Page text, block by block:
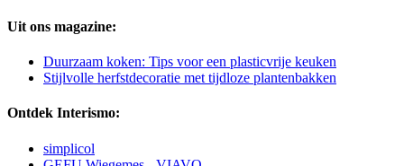
Uit ons magazine:
Duurzaam koken: Tips voor een plasticvrije keuken
Stijlvolle herfstdecoratie met tijdloze plantenbakken
Ontdek Interismo:
simplicol